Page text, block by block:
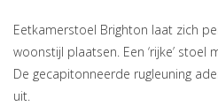
Eetkamerstoel Brighton laat zich
woonstijl plaatsen. Een ‘rijke’
De gecapitonneerde rugleuning
uit.